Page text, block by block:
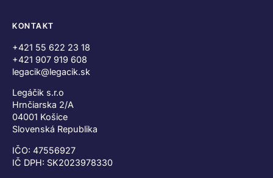
KONTAKT
+421 55 622 23 18
+421 907 919 608
legacik@legacik.sk
Legáčik s.r.o
Hrnčiarska 2/A
04001 Košice
Slovenská Republika
IČO: 47556927
IČ DPH: SK2023978330